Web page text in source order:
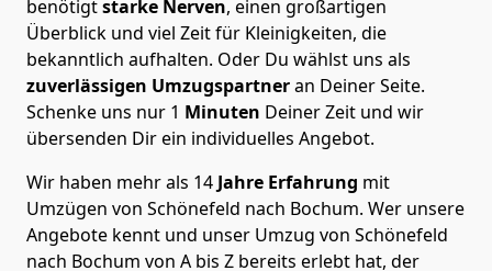
benötigtstarke Nerven, einen großartigen
Überblick und viel Zeit für Kleinigkeiten, die
bekanntlich aufhalten. Oder Du wählst uns als
zuverlässigen Umzugspartneran Deiner Seite.
Schenke uns nur 1 Minuten Deiner Zeit und wir
übersenden Dir ein individuelles Angebot.
Wir haben mehr als 14 Jahre Erfahrung mit
Umzügen von Schönefeld nach Bochum. Wer unsere
Angebote kennt und unser Umzug von Schönefeld
nach Bochum von A bis Z bereits erlebt hat, der